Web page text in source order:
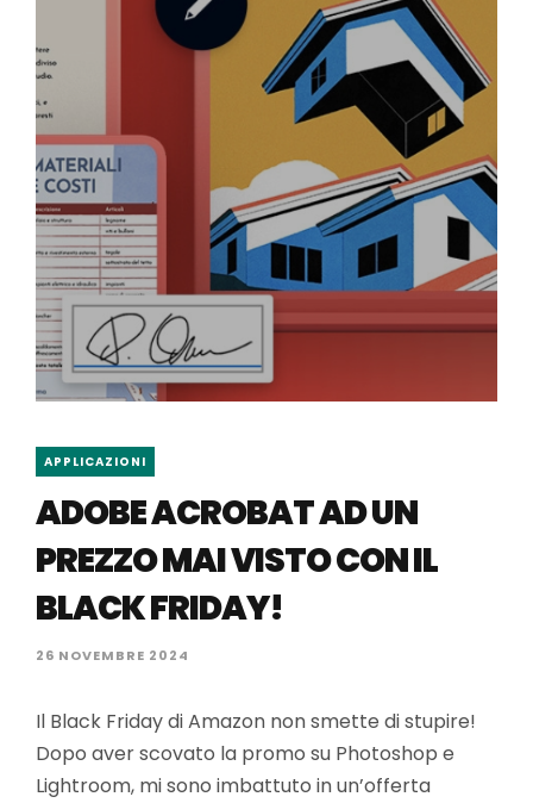
APPLICAZIONI
ADOBE ACROBAT AD UN
PREZZO MAI VISTO CON IL
BLACK FRIDAY!
26 NOVEMBRE 2024
Il Black Friday di Amazon non smette di stupire!
Dopo aver scovato la promo su Photoshop e
Lightroom, mi sono imbattuto in un’offerta